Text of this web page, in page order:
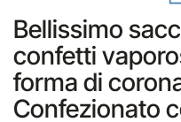
Bellissimo
confetti
forma di
Confezionato